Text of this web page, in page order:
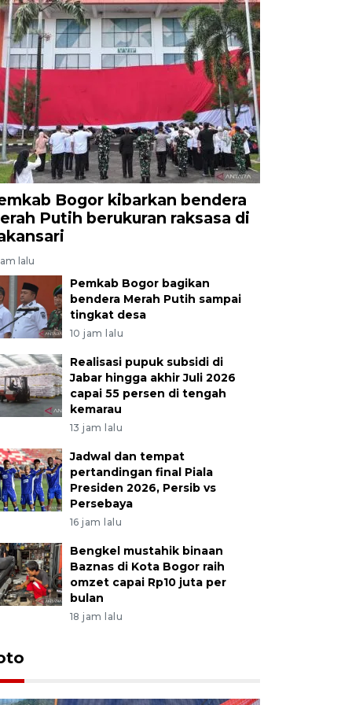
Bogor kibarkan bendera
Putih berukuran raksasa di
lalu
Pemkab Bogor bagikan
bendera Merah Putih sampai
tingkat desa
10 jam lalu
Realisasi pupuk subsidi di
Jabar hingga akhir Juli 2026
capai 55 persen di tengah
kemarau
13 jam lalu
Jadwal dan tempat
pertandingan final Piala
Presiden 2026, Persib vs
Persebaya
16 jam lalu
Bengkel mustahik binaan
Baznas di Kota Bogor raih
omzet capai Rp10 juta per
bulan
18 jam lalu